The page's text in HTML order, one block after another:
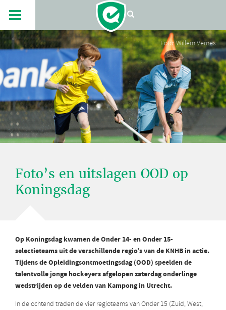
Foto: Willem Vernes
Foto’s en uitslagen OOD op
Koningsdag
Op Koningsdag kwamen de Onder 14- en Onder 15-
selectieteams uit de verschillende regio’s van de KNHB in actie.
Tijdens de Opleidingsontmoetingsdag (OOD) speelden de
talentvolle jonge hockeyers afgelopen zaterdag onderlinge
wedstrijden op de velden van Kampong in Utrecht.
In de ochtend traden de vier regioteams van Onder 15 (Zuid, West,